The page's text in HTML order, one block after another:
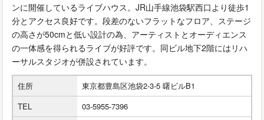
ンに開催しているライブハウス。JR山手線池袋駅西口より徒歩1
分とアクセス良好です。段差のないフラットなフロア、ステージ
の高さが50cmと低い設計の為、アーティストとオーディエンス
の一体感を得られるライブが好評です。同ビル地下2階にはリハ
ーサルスタジオが併設されています。
住所
東京都豊島区池袋2-3-5 曙ビルB1
TEL
03-5955-7396